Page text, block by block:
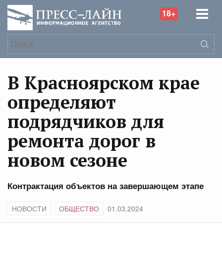
18+
В Красноярском крае
определяют
подрядчиков для
ремонта дорог в
новом сезоне
Контрактация объектов на завершающем этапе
НОВОСТИ ОБЩЕСТВО 01.03.2024